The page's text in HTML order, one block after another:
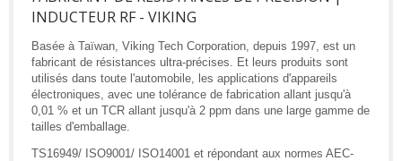
INDUCTEUR RF - VIKING
Basée à Taïwan, Viking Tech Corporation, depuis 1997, est un
fabricant de résistances ultra-précises. Et leurs produits sont
utilisés dans toute l'automobile, les applications d'appareils
électroniques, avec une tolérance de fabrication allant jusqu'à
0,01 % et un TCR allant jusqu'à 2 ppm dans une large gamme de
tailles d'emballage.
TS16949/ ISO9001/ ISO14001 et répondant aux normes AEC-